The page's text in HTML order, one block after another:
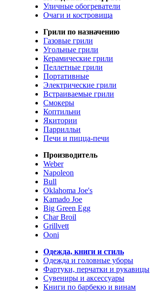
Уличные обогреватели
Очаги и костровища
Грили по назначению
Газовые грили
Угольные грили
Керамические грили
Пеллетные грили
Портативные
Электрические грили
Встраиваемые грили
Смокеры
Коптильни
Якитории
Паррилльи
Печи и пицца-печи
Производитель
Weber
Napoleon
Bull
Oklahoma Joe's
Kamado Joe
Big Green Egg
Char Broil
Grillvett
Ooni
Одежда, книги и стиль
Одежда и головные уборы
Фартуки, перчатки и рукавицы
Сувениры и аксессуары
Книги по барбекю и винам